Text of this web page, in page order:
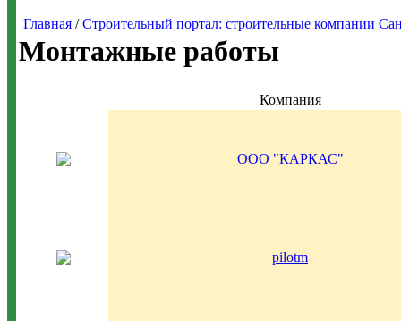
Главная /Строительный портал: строительные компании
Монтажные работы
Компания
ООО "КАРКАС"
pilotm